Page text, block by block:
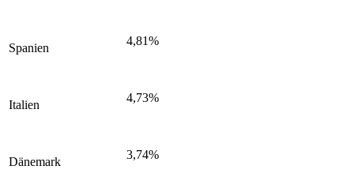
Spanien
4,81%
Italien
4,73%
Dänemark
3,74%